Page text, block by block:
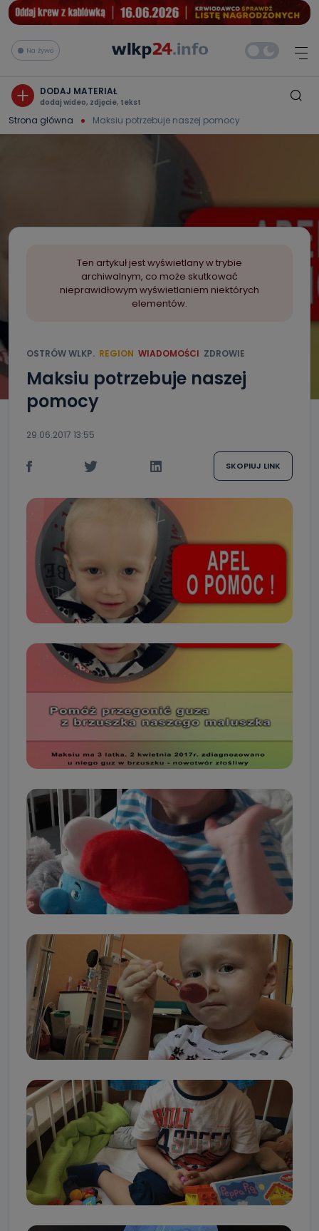
Na żywo
DODAJ MATERIAŁ
dodaj wideo, zdjęcie, tekst
Strona główna Maksiu potrzebuje naszej pomocy
Ten artykuł jest wyświetlany w trybie
archiwalnym, co może skutkować
nieprawidłowym wyświetlaniem niektórych
elementów.
OSTRÓW WLKP. REGION WIADOMOŚCI ZDROWIE
Maksiu potrzebuje naszej
pomocy
29.06.2017 13:55
SKOPIUJ LINK